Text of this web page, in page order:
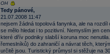
OH
Tedy pánové,
21.07.2008 11:47
nejsem žádná topolová fanynka, ale na
se mělo hledat i to pozitivní. Nemyslím jen
které dřív podniky slabší koruna moc
řemeslníků) do zahraničí a návrat těch,
určitě jsou. Turistický průmysl si stěžuje na